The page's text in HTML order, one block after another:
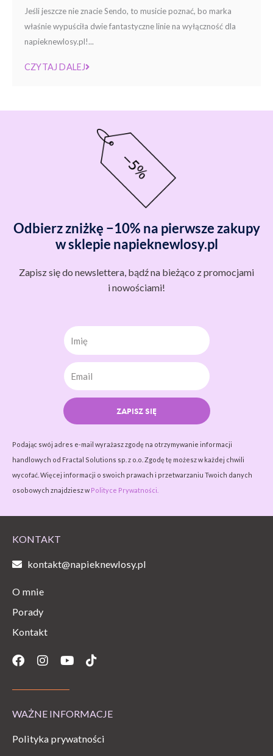
Jeśli jeszcze nie znacie Sendo, to musicie poznać, bo marka
właśnie wypuściła dwie fantastyczne linie na wyłączność dla
napieknewlosy.pl!...
CZYTAJ DALEJ
Odbierz zniżkę −10% na pierwsze zakupy
w sklepie napieknewlosy.pl
Zapisz się do newslettera, bądź na bieżąco z promocjami
i nowościami!
Imię
ZAPISZ SIĘ
Podając swój adres e-mail wyrażasz zgodę na otrzymywanie informacji
handlowych od Fractal Solutions sp. z o.o. Zgodę tę możesz w każdej chwili
wycofać. Więcej informacji o swoich prawach i przetwarzaniu Twoich danych
osobowych znajdziesz w Polityce Prywatności.
KONTAKT
kontakt@napieknewlosy.pl
O mnie
Porady
Kontakt
Facebook
Instagram
YoutubeTiktok
WAŻNE INFORMACJE
Polityka prywatności